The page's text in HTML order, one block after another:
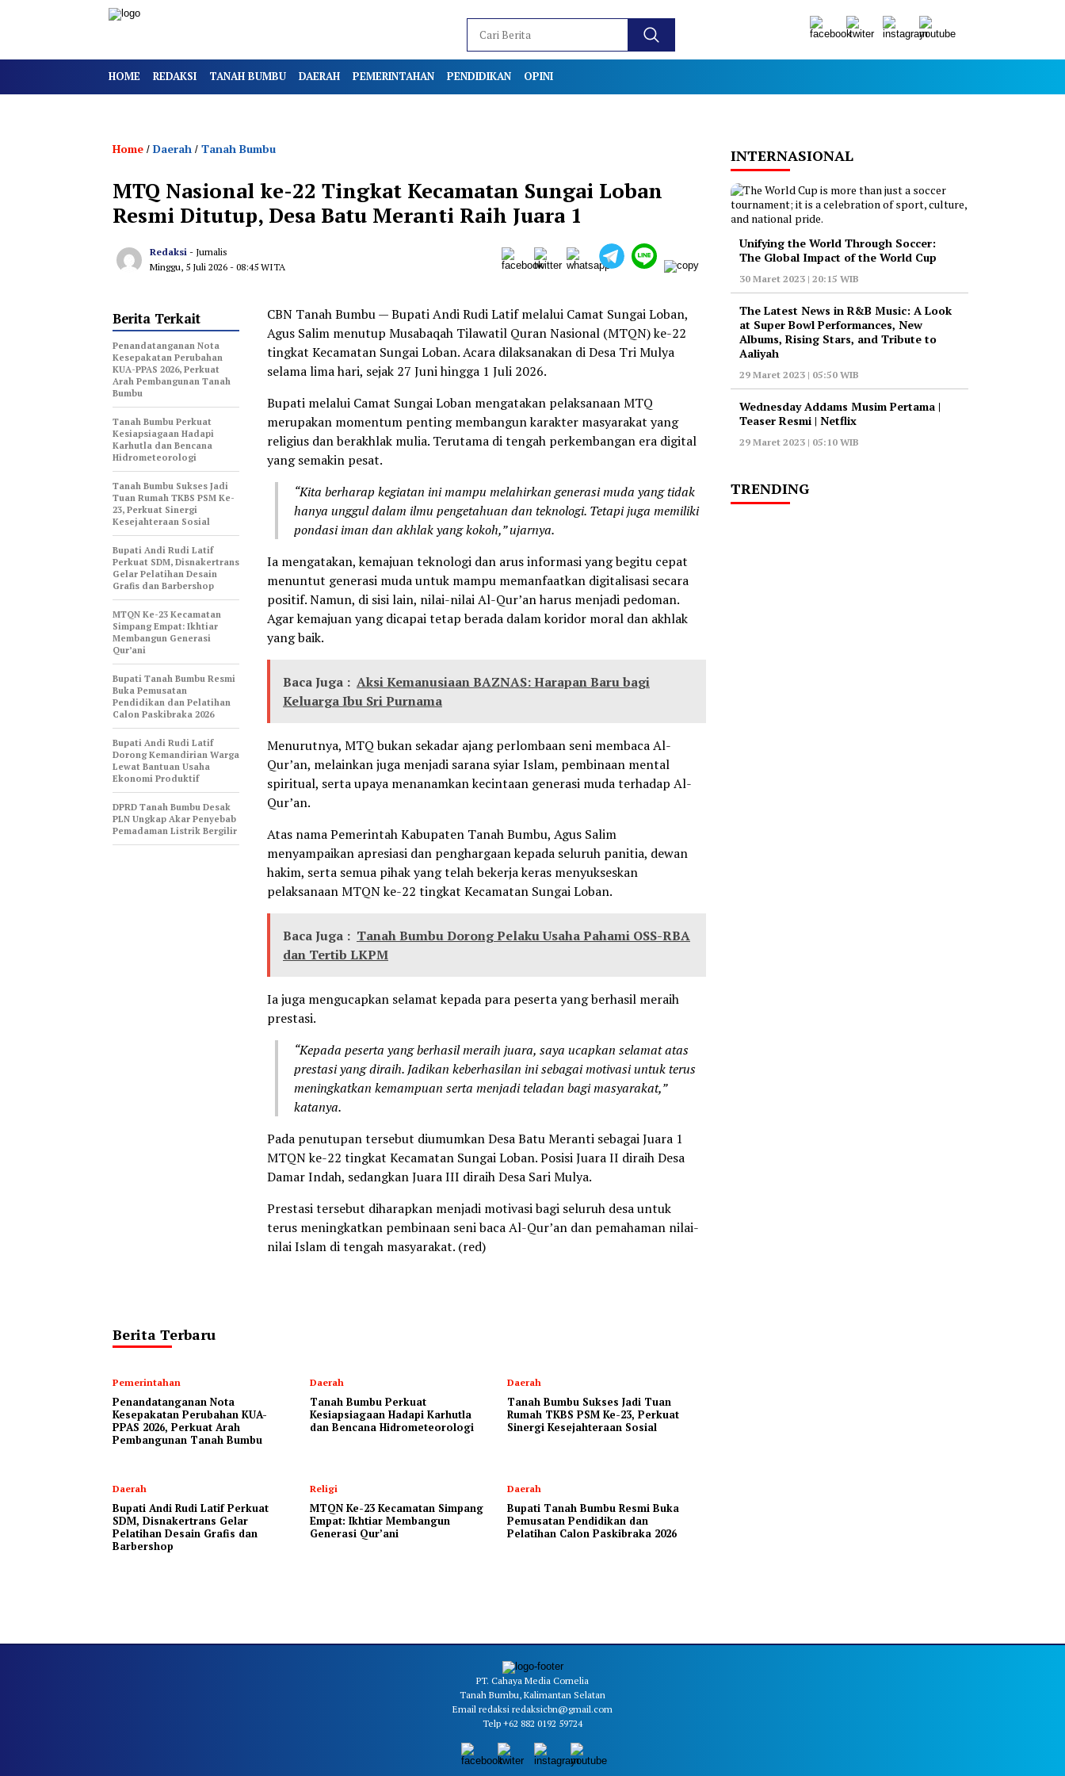
HOME REDAKSI TANAH BUMBU DAERAH PEMERINTAHAN PENDIDIKAN OPINI
Home / Daerah / Tanah Bumbu
MTQ Nasional ke-22 Tingkat Kecamatan Sungai Loban
Resmi Ditutup, Desa Batu Meranti Raih Juara 1
Redaksi - Jurnalis
Minggu, 5 Juli 2026 - 08:45 WITA
CBN Tanah Bumbu — Bupati Andi Rudi Latif melalui Camat Sungai Loban,
Agus Salim menutup Musabaqah Tilawatil Quran Nasional (MTQN) ke-22
tingkat Kecamatan Sungai Loban. Acara dilaksanakan di Desa Tri Mulya
selama lima hari, sejak 27 Juni hingga 1 Juli 2026.
Bupati melalui Camat Sungai Loban mengatakan pelaksanaan MTQ
merupakan momentum penting membangun karakter masyarakat yang
religius dan berakhlak mulia. Terutama di tengah perkembangan era digital
yang semakin pesat.
“Kita berharap kegiatan ini mampu melahirkan generasi muda yang tidak
hanya unggul dalam ilmu pengetahuan dan teknologi. Tetapi juga memiliki
pondasi iman dan akhlak yang kokoh,” ujarnya.
Ia mengatakan, kemajuan teknologi dan arus informasi yang begitu cepat
menuntut generasi muda untuk mampu memanfaatkan digitalisasi secara
positif. Namun, di sisi lain, nilai-nilai Al-Qur’an harus menjadi pedoman.
Agar kemajuan yang dicapai tetap berada dalam koridor moral dan akhlak
yang baik.
Baca Juga : Aksi Kemanusiaan BAZNAS: Harapan Baru bagi
Keluarga Ibu Sri Purnama
Menurutnya, MTQ bukan sekadar ajang perlombaan seni membaca Al-
Qur’an, melainkan juga menjadi sarana syiar Islam, pembinaan mental
spiritual, serta upaya menanamkan kecintaan generasi muda terhadap Al-
Qur’an.
Atas nama Pemerintah Kabupaten Tanah Bumbu, Agus Salim
menyampaikan apresiasi dan penghargaan kepada seluruh panitia, dewan
hakim, serta semua pihak yang telah bekerja keras menyukseskan
pelaksanaan MTQN ke-22 tingkat Kecamatan Sungai Loban.
Baca Juga : Tanah Bumbu Dorong Pelaku Usaha Pahami OSS-RBA
dan Tertib LKPM
Ia juga mengucapkan selamat kepada para peserta yang berhasil meraih
prestasi.
“Kepada peserta yang berhasil meraih juara, saya ucapkan selamat atas
prestasi yang diraih. Jadikan keberhasilan ini sebagai motivasi untuk terus
meningkatkan kemampuan serta menjadi teladan bagi masyarakat,”
katanya.
Pada penutupan tersebut diumumkan Desa Batu Meranti sebagai Juara 1
MTQN ke-22 tingkat Kecamatan Sungai Loban. Posisi Juara II diraih Desa
Damar Indah, sedangkan Juara III diraih Desa Sari Mulya.
Prestasi tersebut diharapkan menjadi motivasi bagi seluruh desa untuk
terus meningkatkan pembinaan seni baca Al-Qur’an dan pemahaman nilai-
nilai Islam di tengah masyarakat. (red)
Berita Terkait
Penandatanganan Nota
Kesepakatan Perubahan
KUA-PPAS 2026, Perkuat
Arah Pembangunan Tanah
Bumbu
Tanah Bumbu Perkuat
Kesiapsiagaan Hadapi
Karhutla dan Bencana
Hidrometeorologi
Tanah Bumbu Sukses Jadi
Tuan Rumah TKBS PSM Ke-
23, Perkuat Sinergi
Kesejahteraan Sosial
Bupati Andi Rudi Latif
Perkuat SDM, Disnakertrans
Gelar Pelatihan Desain
Grafis dan Barbershop
MTQN Ke-23 Kecamatan
Simpang Empat: Ikhtiar
Membangun Generasi
Qur’ani
Bupati Tanah Bumbu Resmi
Buka Pemusatan
Pendidikan dan Pelatihan
Calon Paskibraka 2026
Bupati Andi Rudi Latif
Dorong Kemandirian Warga
Lewat Bantuan Usaha
Ekonomi Produktif
DPRD Tanah Bumbu Desak
PLN Ungkap Akar Penyebab
Pemadaman Listrik Bergilir
Berita Terbaru
Pemerintahan
Penandatanganan Nota
Kesepakatan Perubahan KUA-
PPAS 2026, Perkuat Arah
Pembangunan Tanah Bumbu
Daerah
Tanah Bumbu Perkuat
Kesiapsiagaan Hadapi Karhutla
dan Bencana Hidrometeorologi
Daerah
Tanah Bumbu Sukses Jadi Tuan
Rumah TKBS PSM Ke-23, Perkuat
Sinergi Kesejahteraan Sosial
Daerah
Bupati Andi Rudi Latif Perkuat
SDM, Disnakertrans Gelar
Pelatihan Desain Grafis dan
Barbershop
Religi
MTQN Ke-23 Kecamatan Simpang
Empat: Ikhtiar Membangun
Generasi Qur’ani
Daerah
Bupati Tanah Bumbu Resmi Buka
Pemusatan Pendidikan dan
Pelatihan Calon Paskibraka 2026
INTERNASIONAL
Unifying the World Through Soccer:
The Global Impact of the World Cup
30 Maret 2023 | 20:15 WIB
The Latest News in R&B Music: A Look
at Super Bowl Performances, New
Albums, Rising Stars, and Tribute to
Aaliyah
29 Maret 2023 | 05:50 WIB
Wednesday Addams Musim Pertama |
Teaser Resmi | Netflix
29 Maret 2023 | 05:10 WIB
TRENDING
PT. Cahaya Media Cornelia
Tanah Bumbu, Kalimantan Selatan
Email redaksi redaksicbn@gmail.com
Telp +62 882 0192 59724